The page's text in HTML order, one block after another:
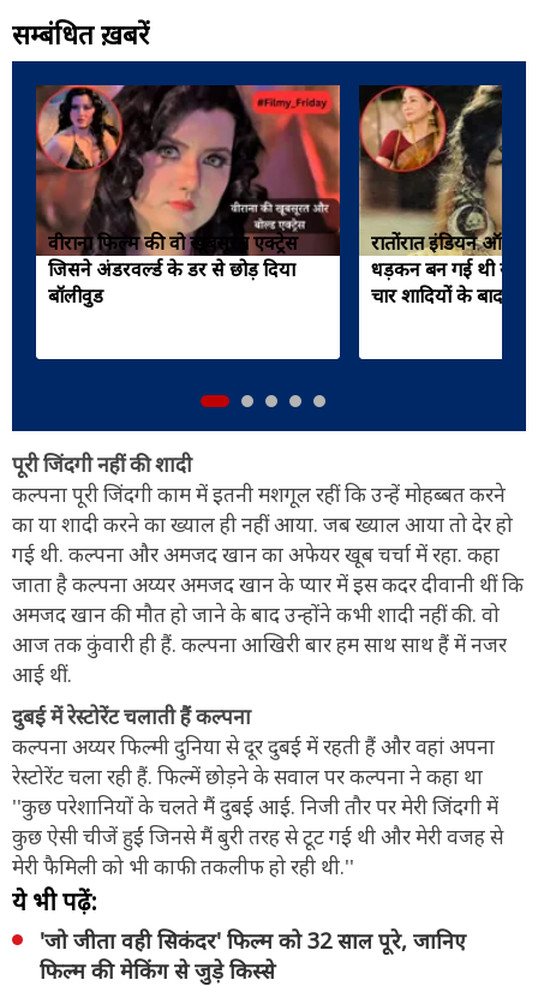
सम्बंधित ख़बरें
वीराना फिल्म की वो खूबसूरत एक्ट्रेस
जिसने अंडरवर्ल्ड के डर से छोड़ दिया
बॉलीवुड
रातोंरात इंडियन
धड़कन बन गई थी ये
चार शादियों के बाद भी
पूरी जिंदगी नहीं की शादी
कल्पना पूरी जिंदगी काम में इतनी मशगूल रहीं कि उन्हें मोहब्बत करने
का या शादी करने का ख्याल ही नहीं आया. जब ख्याल आया तो देर हो
गई थी. कल्पना और अमजद खान का अफेयर खूब चर्चा में रहा. कहा
जाता है कल्पना अय्यर अमजद खान के प्यार में इस कदर दीवानी थीं कि
अमजद खान की मौत हो जाने के बाद उन्होंने कभी शादी नहीं की. वो
आज तक कुंवारी ही हैं. कल्पना आखिरी बार हम साथ साथ हैं में नजर
आई थीं.
दुबई में रेस्टोरेंट चलाती हैं कल्पना
कल्पना अय्यर फिल्मी दुनिया से दूर दुबई में रहती हैं और वहां अपना
रेस्टोरेंट चला रही हैं. फिल्में छोड़ने के सवाल पर कल्पना ने कहा था
''कुछ परेशानियों के चलते मैं दुबई आई. निजी तौर पर मेरी जिंदगी में
कुछ ऐसी चीजें हुईं जिनसे मैं बुरी तरह से टूट गई थी और मेरी वजह से
मेरी फैमिली को भी काफी तकलीफ हो रही थी.''
ये भी पढ़ें:
'जो जीता वही सिकंदर' फिल्म को 32 साल पूरे, जानिए
फिल्म की मेकिंग से जुड़े किस्से